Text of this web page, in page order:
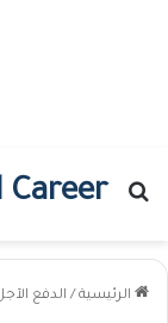
Career
بحث عن
الرئيسية / الدفع